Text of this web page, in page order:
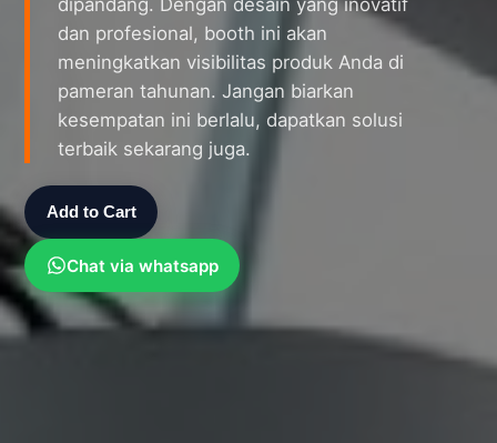
dipandang. Dengan desain yang inovatif
dan profesional, booth ini akan
meningkatkan visibilitas produk Anda di
pameran tahunan. Jangan biarkan
kesempatan ini berlalu, dapatkan solusi
terbaik sekarang juga.
Add to Cart
Chat via whatsapp